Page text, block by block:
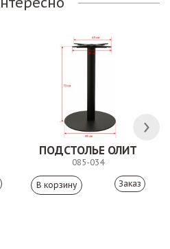
ПОДСТОЛЬЕ ОЛИТ
085-034
Заказ